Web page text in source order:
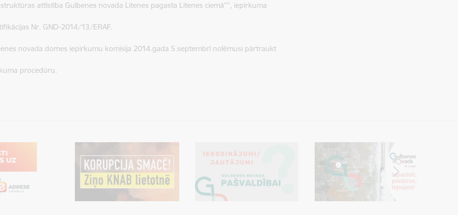
attīstība Gulbenes novada Litenes pagasta Litenes ciemā”", iepirkuma
Nr. GND-2014/13/ERAF.
novada domes iepirkumu komisija 2014.gada 5.septembrī nolēmusi pārtraukt
procedūru.